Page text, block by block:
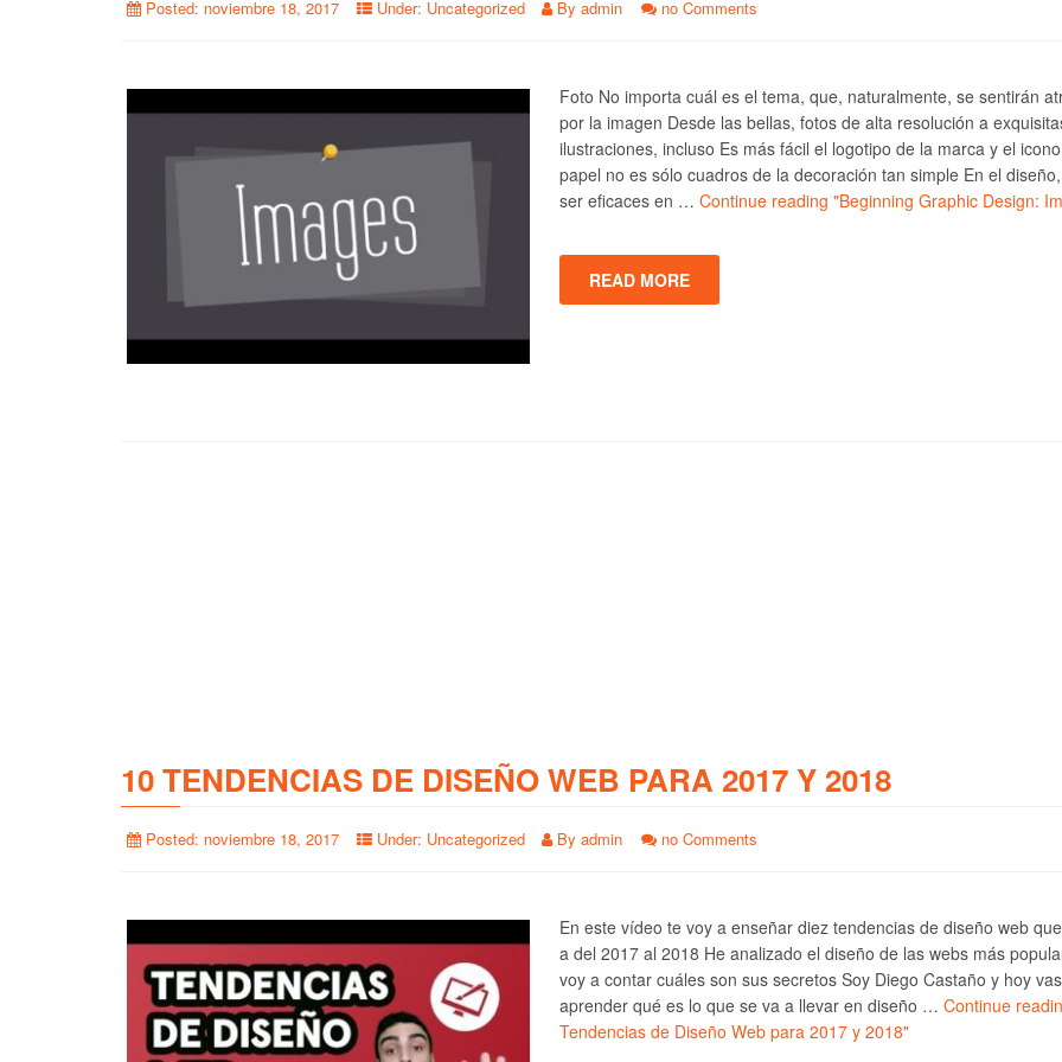
Posted: noviembre 18, 2017 Under: Uncategorized By admin no Comments
Foto No importa cuál es el tema, que, naturalmente, se sentirán
por la imagen Desde las bellas, fotos de alta resolución a
ilustraciones, incluso Es más fácil el logotipo de la marca y el
papel no es sólo cuadros de la decoración tan simple En el
ser eficaces en … Continue reading "Beginning Graphic Design:
READ MORE
10 TENDENCIAS DE DISEÑO WEB PARA 2017 Y 2018
Posted: noviembre 18, 2017 Under: Uncategorized By admin no Comments
En este vídeo te voy a enseñar diez tendencias de diseño web
a del 2017 al 2018 He analizado el diseño de las webs más
voy a contar cuáles son sus secretos Soy Diego Castaño y hoy
aprender qué es lo que se va a llevar en diseño … Continue
Tendencias de Diseño Web para 2017 y 2018"